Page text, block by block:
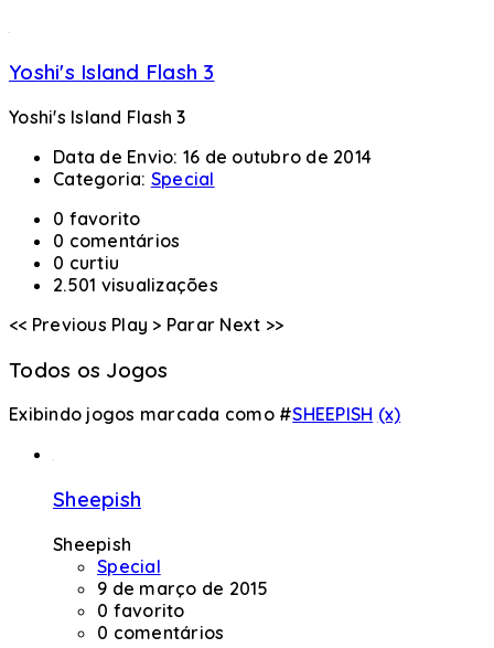
Yoshi's Island Flash 3
Yoshi's Island Flash 3
Data de Envio: 16 de outubro de 2014
Categoria: Special
0 favorito
0 comentários
0 curtiu
2.501 visualizações
<< Previous Play > Parar Next >>
Todos os Jogos
Exibindo jogos marcada como #SHEEPISH (x)
Sheepish
Sheepish
Special
9 de março de 2015
0 favorito
0 comentários